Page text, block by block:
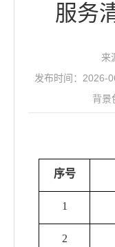
服务
来
发布时间：2026-
背景
序号
1
2